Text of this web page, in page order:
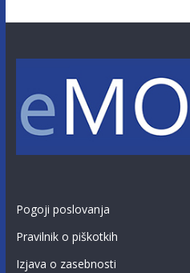
Pogoji poslovanja
Pravilnik o piškotkih
Izjava o zasebnosti